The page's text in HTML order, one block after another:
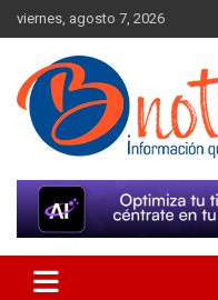
Skip
to
content
viernes, agosto 7, 2026
BNoticias